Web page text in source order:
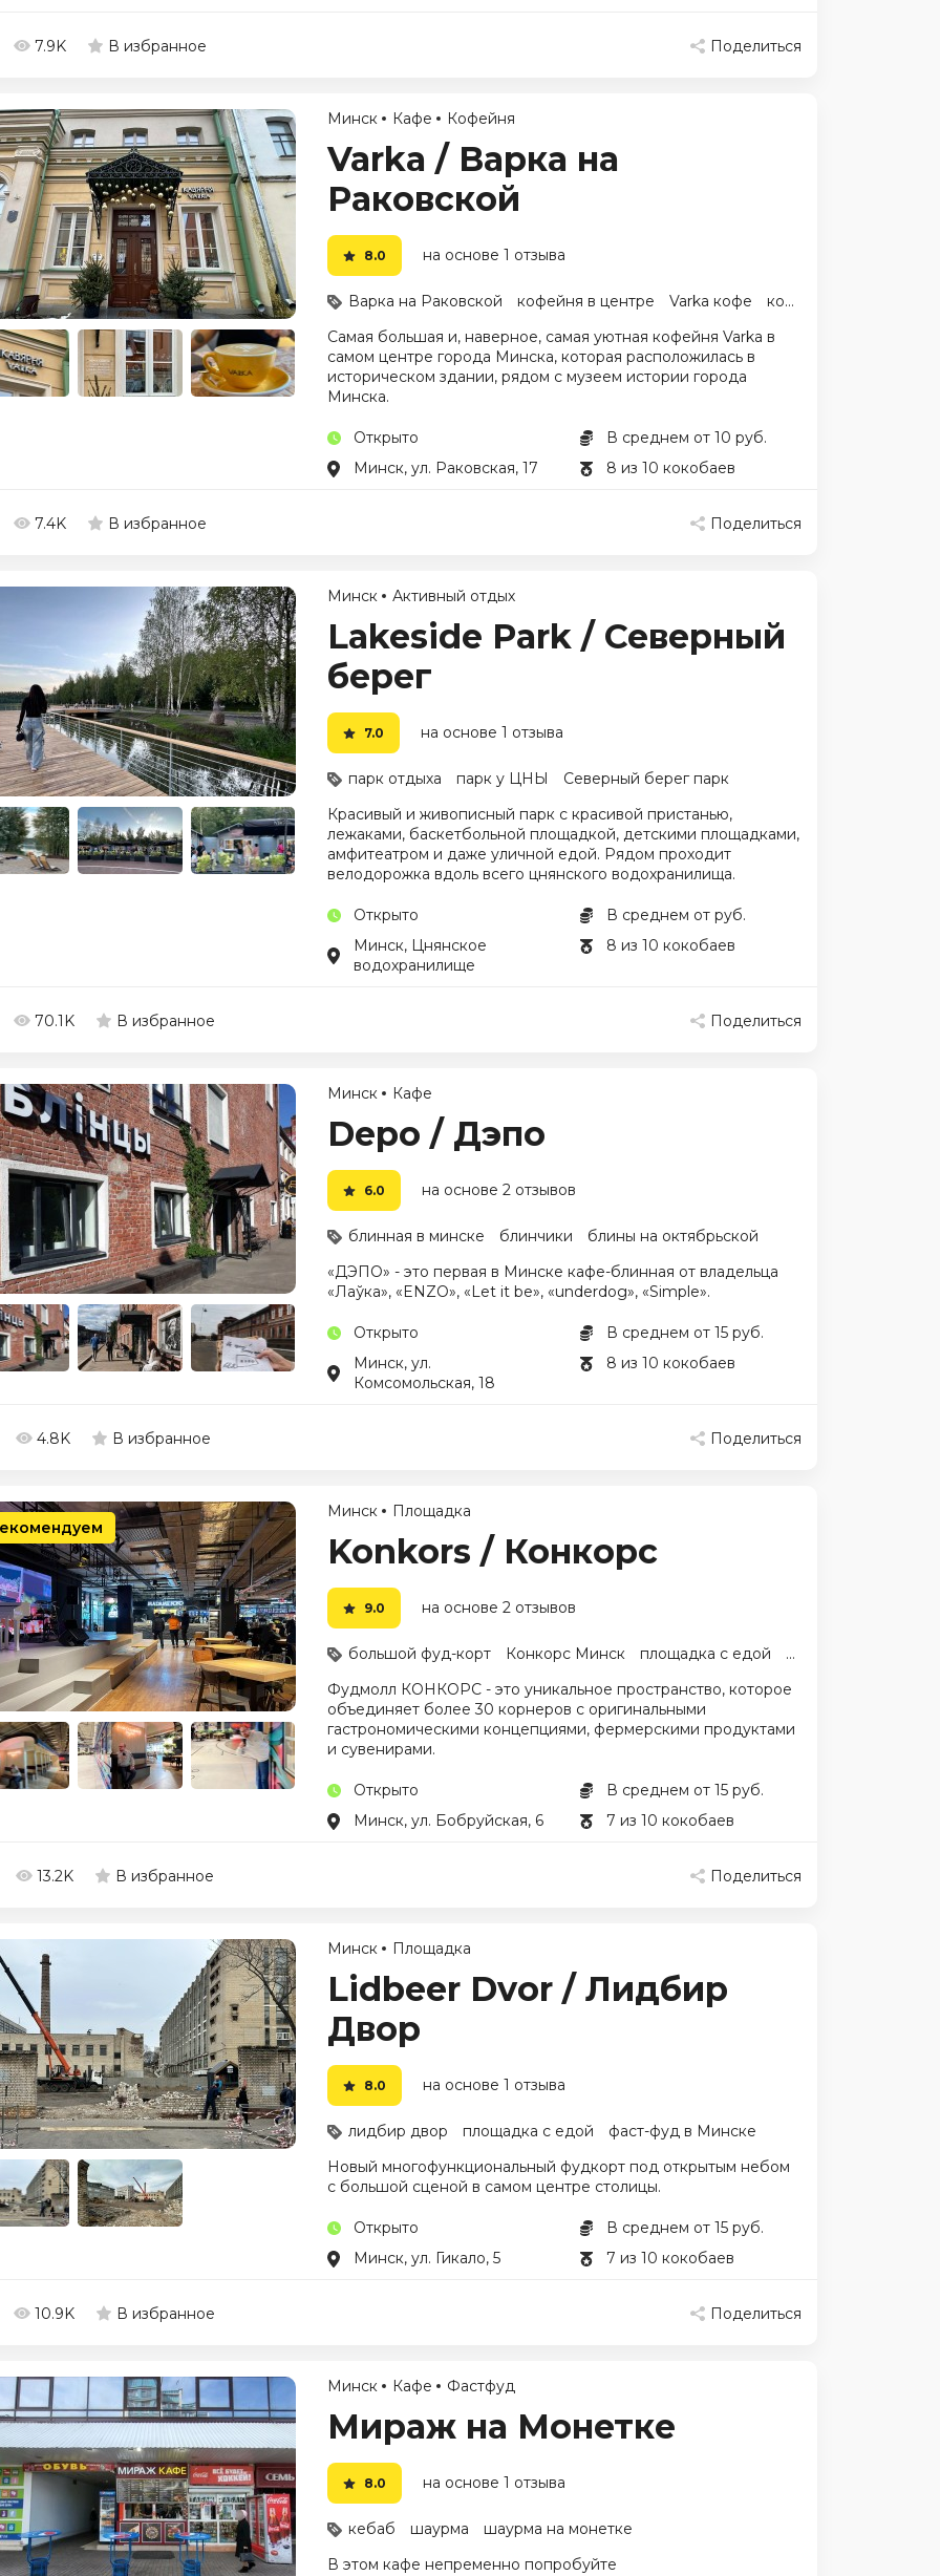
7.9K В избранное Поделиться
Минск Кафе Кофейня
Varka / Варка на
Раковской
8.0 на основе 1 отзыва
Варка на Раковской кофейня в центре Varka кофе
кофе Варка
Самая большая и, наверное, самая уютная кофейня Varka в
самом центре города Минска, которая расположилась в
историческом здании, рядом с музеем истории города
Минска.
Открыто
В среднем от 10 руб.
Минск, ул. Раковская, 17
8 из 10 кокобаев
7.4K В избранное Поделиться
Минск Активный отдых
Lakeside Park / Северный
берег
7.0 на основе 1 отзыва
парк отдыха парк у ЦНЫ
Северный берег парк
Красивый и живописный парк с красивой пристанью,
лежаками, баскетбольной площадкой, детскими площадками,
амфитеатром и даже уличной едой. Рядом проходит
велодорожка вдоль всего цнянского водохранилища.
Открыто
В среднем от руб.
Минск, Цнянское
водохранилище
8 из 10 кокобаев
70.1K В избранное Поделиться
Минск Кафе
Depo / Дэпо
6.0 на основе 2 отзывов
блинная в минске блинчики
блины на октябрьской
«ДЭПО» - это первая в Минске кафе-блинная от владельца
«Лаўка», «ENZO», «Let it be», «underdog», «Simple».
Открыто
В среднем от 15 руб.
Минск, ул.
Комсомольская, 18
8 из 10 кокобаев
4.8K В избранное Поделиться
Минск Площадка
Konkors / Конкорс
9.0 на основе 2 отзывов
большой фуд-корт Конкорс Минск площадка с едой
стрит-фуд в Минске
Фудмолл КОНКОРС - это уникальное пространство, которое
объединяет более 30 корнеров с оригинальными
гастрономическими концепциями, фермерскими продуктами
и сувенирами.
Открыто
В среднем от 15 руб.
Минск, ул. Бобруйская, 6
7 из 10 кокобаев
13.2K В избранное Поделиться
Минск Площадка
Lidbeer Dvor / Лидбир
Двор
8.0 на основе 1 отзыва
лидбир двор площадка с едой
фаст-фуд в Минске
Новый многофункциональный фудкорт под открытым небом
с большой сценой в самом центре столицы.
Открыто
В среднем от 15 руб.
Минск, ул. Гикало, 5
7 из 10 кокобаев
10.9K В избранное Поделиться
Минск Кафе Фастфуд
Мираж на Монетке
8.0 на основе 1 отзыва
кебаб шаурма
шаурма на монетке
В этом кафе непременно попробуйте